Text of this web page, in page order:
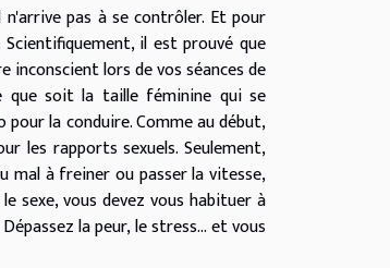
pas à se contrôler. Et pour
il est prouvé que
lors de vos séances de
que soit la taille féminine qui se
la conduire. Comme au début,
les rapports sexuels. Seulement,
mal à freiner ou passer la vitesse,
sexe, vous devez vous habituer à
la peur, le stress... et vous